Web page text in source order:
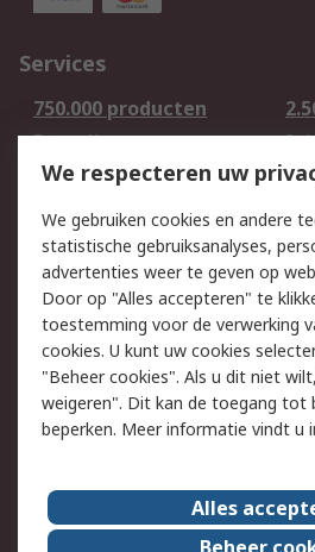
Services
750.000 producten
Bestellen
Retouren
Track & Trace
Wettelijk
Cookiebeleid
Privacybeleid -
Bijgewerkt
Algemene
verkoopvoorwaarden
Over RS
RS Group
We respecteren uw
We gebruiken cookies en andere
statistische gebruiksanalyses,
advertenties weer te geven op
Door op "Alles accepteren" te
toestemming voor de verwerking
cookies. U kunt uw cookies
"Beheer cookies". Als u dit niet
weigeren". Dit kan de toegang tot
beperken. Meer informatie vindt u
Alles